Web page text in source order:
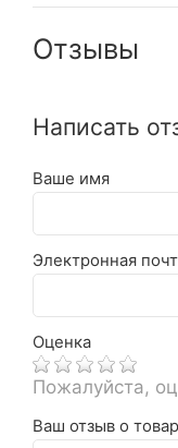
Отзывы
Написать
Ваше имя
Электронная
Оценка
Пожалуйста,
Ваш отзыв о